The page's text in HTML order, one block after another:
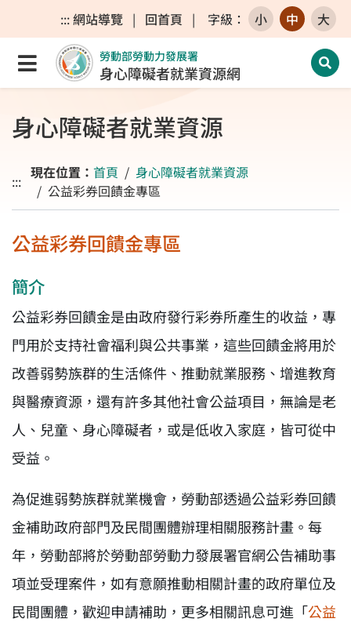
跳至主要內容區
跳至主要選單
跳至網站搜尋
:::網站導覽 | 回首頁 | 字級 ： 小 中 大
點選開啟選單
勞動部勞動力發展署
身心障礙者就業資源網 開
身心障礙者就業資源
::: 現在位置： 首頁
身心障礙者就業資源
公益彩券回饋金專區
公益彩券回饋金專區
簡介
公益彩券回饋金是由政府發行彩券所產生的收益，專
門用於支持社會福利與公共事業，這些回饋金將用於
改善弱勢族群的生活條件、推動就業服務、增進教育
與醫療資源，還有許多其他社會公益項目，無論是老
人、兒童、身心障礙者，或是低收入家庭，皆可從中
受益。
為促進弱勢族群就業機會，勞動部透過公益彩券回饋
金補助政府部門及民間團體辦理相關服務計畫。每
年，勞動部將於勞動部勞動力發展署官網公告補助事
項並受理案件，如有意願推動相關計畫的政府單位及
民間團體，歡迎申請補助，更多相關訊息可進「公益